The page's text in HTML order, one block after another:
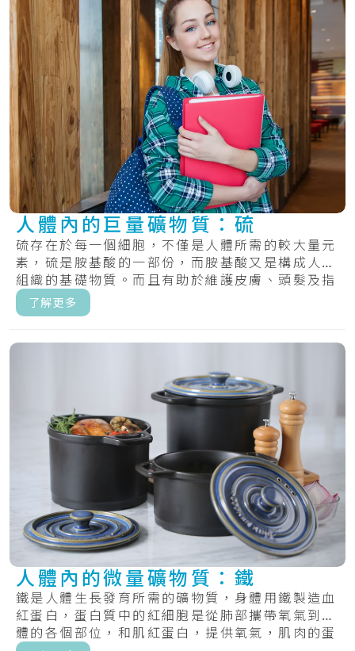
人體內的巨量礦物質：硫
硫存在於每一個細胞，不僅是人體所需的較大量元
素，硫是胺基酸的一部份，而胺基酸又是構成人體
組織的基礎物質。而且有助於維護皮膚、頭髮及指
甲的.....
了解更多
人體內的微量礦物質：鐵
鐵是人體生長發育所需的礦物質，身體用鐵製造血
紅蛋白，蛋白質中的紅細胞是從肺部攜帶氧氣到身
體的各個部位，和肌紅蛋白，提供氧氣，肌肉的蛋